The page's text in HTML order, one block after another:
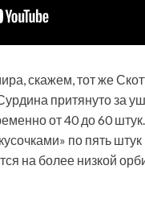
скажем, тот же
притянуто за
от 40 до 60
по пять
на более низкой